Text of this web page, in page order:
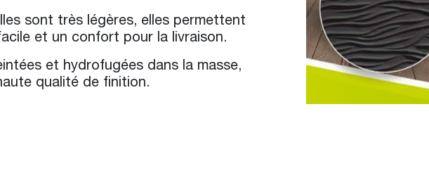
sont très légères, elles permettent
et un confort pour la livraison.
et hydrofugées dans la masse,
qualité de finition.